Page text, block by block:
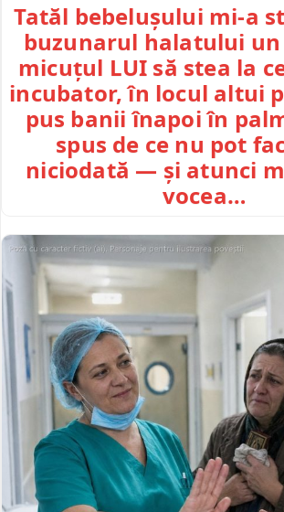
Tatăl bebelușului mi-a
buzunarul halatului un
micuțul LUI să stea la
incubator, în locul altui
pus banii înapoi în
spus de ce nu pot
niciodată — și atunci
vocea…